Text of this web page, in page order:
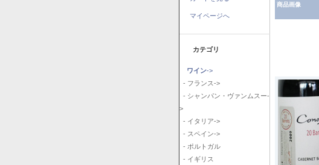
マイページへ
カテゴリ
ワイン->
- フランス->
- シャンパン・ヴァンムスー-
>
- イタリア->
- スペイン->
- ポルトガル
- イギリス
商品画像